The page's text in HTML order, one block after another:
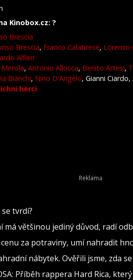
Kinobox.cz: ?
Brescia
Brescia, Franco Calabrese, Lorenzo
Alfieri
, Antonio Allocca, Benito Artesi,
Bianchi, Nino D'Angelo, Gianni
herci
tvrdí?
má většinou jediný důvod, radí
za potraviny, umí nahradit
nábytek. Ověřili jsme, zda
Příběh rappera Hard Rica,